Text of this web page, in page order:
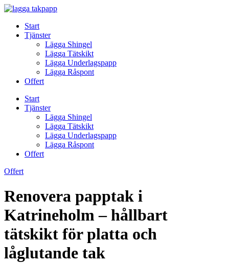
Skip
contentStart
Tjänster
Lägga Shingel
Lägga Tätskikt
Lägga Underlagspapp
Lägga Råspont
Offert
Start
Tjänster
Lägga Shingel
Lägga Tätskikt
Lägga Underlagspapp
Lägga Råspont
Offert
Offert
Renovera papptak i
Katrineholm – hållbart
tätskikt för platta och
låglutande tak